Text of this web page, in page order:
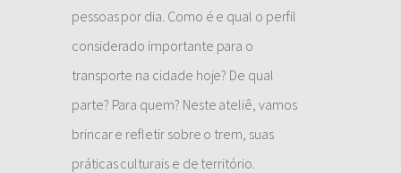
pessoas por dia. Como é e qual o perfil
considerado importante para o
transporte na cidade hoje? De qual
parte? Para quem? Neste ateliê, vamos
brincar e refletir sobre o trem, suas
práticas culturais e de território.